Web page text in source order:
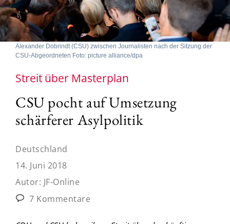
Alexander Dobrindt (CSU) zwischen Journalisten nach der Sitzung der
CSU-Abgeordneten Foto: picture alliance/dpa
Streit über Masterplan
CSU pocht auf Umsetzung
schärferer Asylpolitik
Deutschland
14. Juni 2018
Autor: JF-Online
7 Kommentare